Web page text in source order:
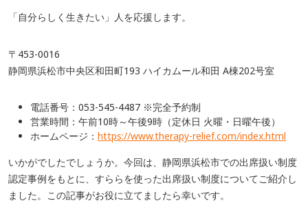
「自分らしく生きたい」人を応援します。
〒453-0016
静岡県浜松市中央区和田町193 ハイカムール和田 A棟202号室
電話番号：053-545-4487 ※完全予約制
営業時間：午前10時～午後9時（定休日 火曜・日曜午後）
ホームページ： https://www.therapy-relief.com/index.html
いかがでしたでしょうか。今回は、静岡県浜松市での出席扱い制度
認定事例をもとに、すららを使った出席扱い制度についてご紹介し
ました。この記事がお役に立てましたら幸いです。